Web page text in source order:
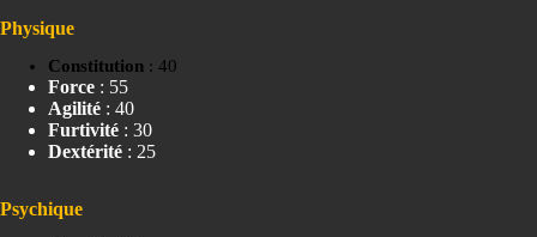
Physique
Constitution : 40
Force : 55
Agilité : 40
Furtivité : 30
Dextérité : 25
Psychique